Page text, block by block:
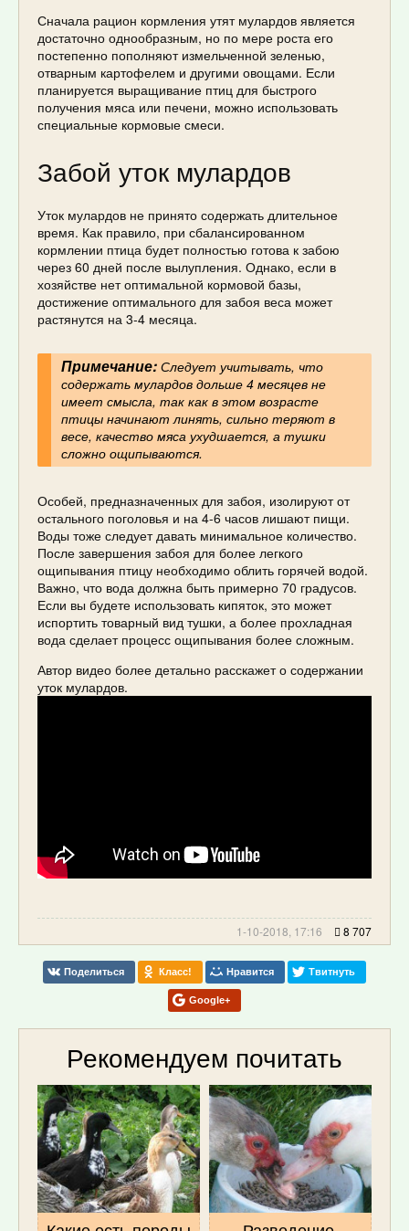
Сначала рацион кормления утят мулардов является
достаточно однообразным, но по мере роста его
постепенно пополняют измельченной зеленью,
отварным картофелем и другими овощами. Если
планируется выращивание птиц для быстрого
получения мяса или печени, можно использовать
специальные кормовые смеси.
Забой уток мулардов
Уток мулардов не принято содержать длительное
время. Как правило, при сбалансированном
кормлении птица будет полностью готова к забою
через 60 дней после вылупления. Однако, если в
хозяйстве нет оптимальной кормовой базы,
достижение оптимального для забоя веса может
растянутся на 3-4 месяца.
Примечание:Следует учитывать, что
содержать мулардов дольше 4 месяцев не
имеет смысла, так как в этом возрасте
птицы начинают линять, сильно теряют в
весе, качество мяса ухудшается, а тушки
сложно ощипываются.
Особей, предназначенных для забоя, изолируют от
остального поголовья и на 4-6 часов лишают пищи.
Воды тоже следует давать минимальное количество.
После завершения забоя для более легкого
ощипывания птицу необходимо облить горячей водой.
Важно, что вода должна быть примерно 70 градусов.
Если вы будете использовать кипяток, это может
испортить товарный вид тушки, а более прохладная
вода сделает процесс ощипывания более сложным.
Автор видео более детально расскажет о содержании
уток мулардов.
1-10-2018, 17:16 8 707
Поделиться Класс! Нравится Твитнуть
Google+
Рекомендуем почитать